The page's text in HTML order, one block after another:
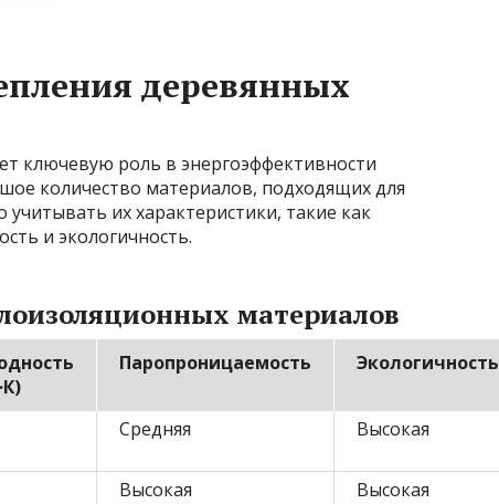
деревянных
ключевую роль в энергоэффективности
количество материалов, подходящих для
их характеристики, такие как
и экологичность.
материалов
Паропроницаемость Экологичность
Средняя Высокая
Высокая Высокая